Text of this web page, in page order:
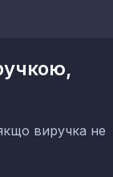
виручка не